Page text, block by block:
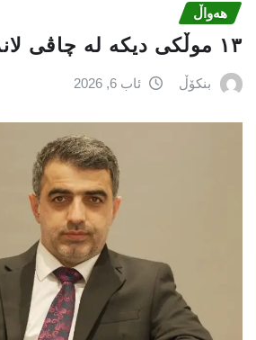
هەواڵ
١٣ موڵکی دیکە لە چاڤی لاند دەفرۆشرێت
بنکۆڵ ئاب 6, 2026